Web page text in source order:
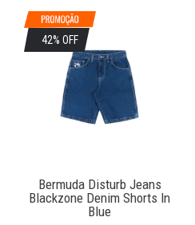
42% OFF
Bermuda Disturb Jeans
Blackzone Denim Shorts In
Blue